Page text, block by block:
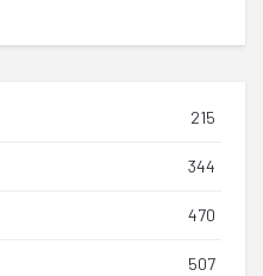
215
344
470
507